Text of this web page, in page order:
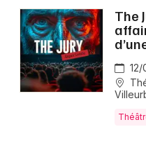
The